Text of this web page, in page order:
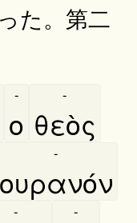
た。第二
ο
-
θεὸς
-
ουρανόν
-
- -